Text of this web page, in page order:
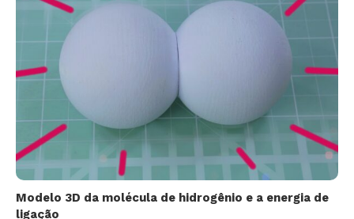
Modelo 3D da molécula de hidrogênio e a energia de
ligação